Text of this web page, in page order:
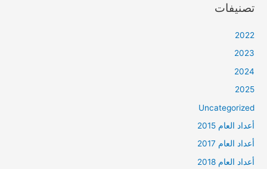
تصنيفات
2022
2023
2024
2025
Uncategorized
أعداد العام 2015
أعداد العام 2017
أعداد العام 2018